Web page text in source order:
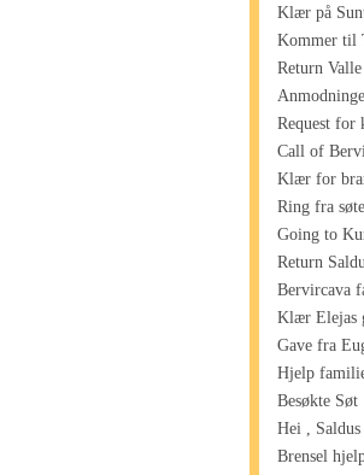
Klær på
Kommer til
Return Valle
Request for
Call of
Klær for
Ring fra søte
Going to
Return
Bervircava
Klær Elejas
Gave fra
Hjelp
Besøkte Søt
Hei , Saldus
Brensel